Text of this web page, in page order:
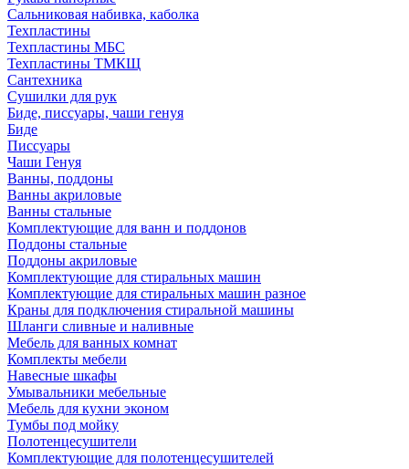
Сальниковая набивка, каболка
Техпластины
Техпластины МБС
Техпластины ТМКЩ
Сантехника
Сушилки для рук
Биде, писсуары, чаши генуя
Биде
Писсуары
Чаши Генуя
Ванны, поддоны
Ванны акриловые
Ванны стальные
Комплектующие для ванн и поддонов
Поддоны стальные
Поддоны акриловые
Комплектующие для стиральных машин
Комплектующие для стиральных машин разное
Краны для подключения стиральной машины
Шланги сливные и наливные
Мебель для ванных комнат
Комплекты мебели
Навесные шкафы
Умывальники мебельные
Мебель для кухни эконом
Тумбы под мойку
Полотенцесушители
Комплектующие для полотенцесушителей